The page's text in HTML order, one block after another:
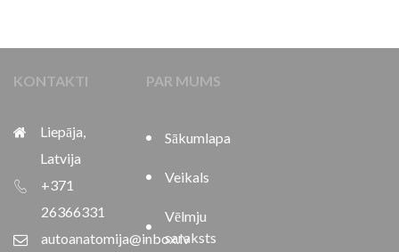
KONTAKTI
Liepāja,
Latvija
+371
26366331
autoanatomija@inbox.lv
PAR MUMS
Sākumlapa
Veikals
Vēlmju
saraksts